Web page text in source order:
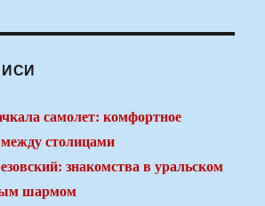
самолет: комфортное
столицами
знакомства в уральском
шармом